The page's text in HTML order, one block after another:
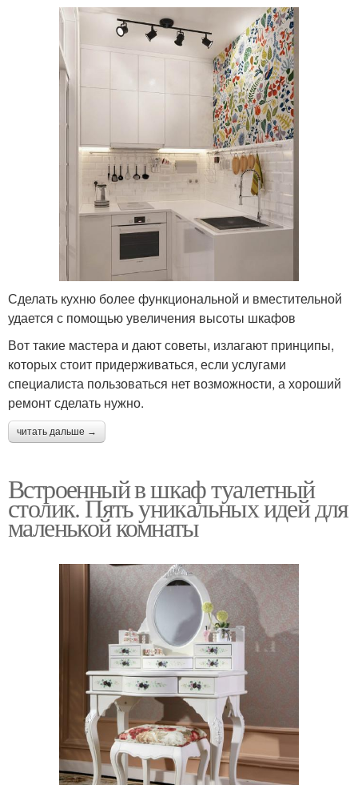
Сделать кухню более функциональной и вместительной
удается с помощью увеличения высоты шкафов
Вот такие мастера и дают советы, излагают принципы,
которых стоит придерживаться, если услугами
специалиста пользоваться нет возможности, а хороший
ремонт сделать нужно.
читать дальше →
Встроенный в шкаф туалетный
столик. Пять уникальных идей для
маленькой комнаты